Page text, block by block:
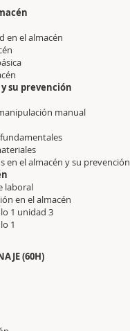
en el almacén
su prevención
manual
en el almacén y su prevención
laboral
en el almacén
1 unidad 3
1
(60H)